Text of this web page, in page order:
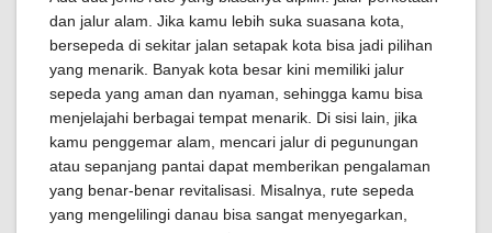
dan jalur alam. Jika kamu lebih suka suasana kota,
bersepeda di sekitar jalan setapak kota bisa jadi pilihan
yang menarik. Banyak kota besar kini memiliki jalur
sepeda yang aman dan nyaman, sehingga kamu bisa
menjelajahi berbagai tempat menarik. Di sisi lain, jika
kamu penggemar alam, mencari jalur di pegunungan
atau sepanjang pantai dapat memberikan pengalaman
yang benar-benar revitalisasi. Misalnya, rute sepeda
yang mengelilingi danau bisa sangat menyegarkan,